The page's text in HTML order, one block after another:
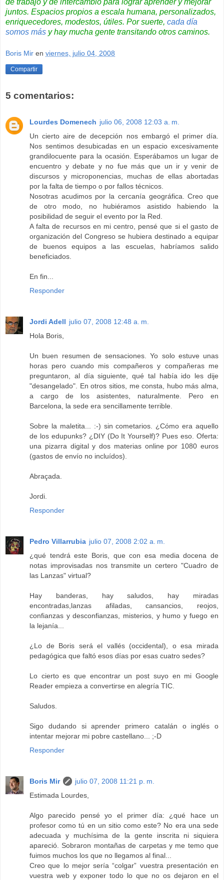
juntos. Espacios propios a escala humana, personalizados,
enriquecedores, modestos, útiles. Por suerte, cada día
somos más y hay mucha gente transitando otros caminos.
Boris Mir en viernes, julio 04, 2008
Compartir
5 comentarios:
Lourdes Domenech julio 06, 2008 12:03 a. m.
Un cierto aire de decepción nos embargó el primer día.
Nos sentimos desubicadas en un espacio excesivamente
grandilocuente para la ocasión. Esperábamos un lugar de
encuentro y debate y no fue más que un ir y venir de
discursos y microponencias, muchas de ellas abortadas
por la falta de tiempo o por fallos técnicos.
Nosotras acudimos por la cercanía geográfica. Creo que
de otro modo, no hubiéramos asistido habiendo la
posibilidad de seguir el evento por la Red.
A falta de recursos en mi centro, pensé que si el gasto de
organización del Congreso se hubiera destinado a equipar
de buenos equipos a las escuelas, habríamos salido
beneficiados.
En fin...
Responder
Jordi Adell julio 07, 2008 12:48 a. m.
Hola Boris,
Un buen resumen de sensaciones. Yo solo estuve unas
horas pero cuando mis compañeros y compañeras me
preguntaron, al día siguiente, qué tal había ido les dije
"desangelado". En otros sitios, me consta, hubo más alma,
a cargo de los asistentes, naturalmente. Pero en
Barcelona, la sede era sencillamente terrible.
Sobre la maletita... :-) sin cometarios. ¿Cómo era aquello
de los edupunks? ¿DIY (Do It Yourself)? Pues eso. Oferta:
una pizarra digital y dos materias online por 1080 euros
(gastos de envío no incluídos).
Abraçada.
Jordi.
Responder
Pedro Villarrubia julio 07, 2008 2:02 a. m.
¿qué tendrá este Boris, que con esa media docena de
notas improvisadas nos transmite un certero "Cuadro de
las Lanzas" virtual?
Hay banderas, hay saludos, hay miradas
encontradas,lanzas afiladas, cansancios, reojos,
confianzas y desconfianzas, misterios, y humo y fuego en
la lejanía...
¿Lo de Boris será el vallés (occidental), o esa mirada
pedagógica que faltó esos días por esas cuatro sedes?
Lo cierto es que encontrar un post suyo en mi Google
Reader empieza a convertirse en alegría TIC.
Saludos.
Sigo dudando si aprender primero catalán o inglés o
intentar mejorar mi pobre castellano... ;-D
Responder
Boris Mir
julio 07, 2008 11:21 p. m.
Estimada Lourdes,
Algo parecido pensé yo el primer día: ¿qué hace un
profesor como tú en un sitio como este? No era una sede
adecuada y muchísima de la gente inscrita ni siquiera
apareció. Sobraron montañas de carpetas y me temo que
fuimos muchos los que no llegamos al final...
Creo que lo mejor sería “colgar” vuestra presentación en
vuestra web y exponer todo lo que no os dejaron en el